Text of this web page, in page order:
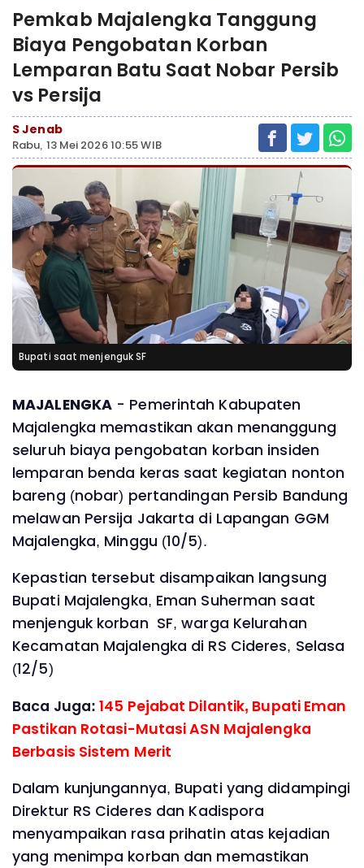
Pemkab Majalengka Tanggung
Biaya Pengobatan Korban
Lemparan Batu Saat Nobar Persib
vs Persija
S Jenab
Rabu, 13 Mei 2026 10:55 WIB
Bupati saat menjenguk SF
MAJALENGKA - Pemerintah Kabupaten
Majalengka memastikan akan menanggung
seluruh biaya pengobatan korban insiden
lemparan benda keras saat kegiatan nonton
bareng (nobar) pertandingan Persib Bandung
melawan Persija Jakarta di Lapangan GGM
Majalengka, Minggu (10/5).
Kepastian tersebut disampaikan langsung
Bupati Majalengka, Eman Suherman saat
menjenguk korban SF, warga Kelurahan
Kecamatan Majalengka di RS Cideres, Selasa
(12/5)
Baca Juga:145 Pejabat Dilantik, Bupati Eman
Pastikan Rotasi-Mutasi ASN Majalengka
Berbasis Sistem Merit
Dalam kunjungannya, Bupati yang didampingi
Direktur RS Cideres dan Kadispora
menyampaikan rasa prihatin atas kejadian
yang menimpa korban dan memastikan